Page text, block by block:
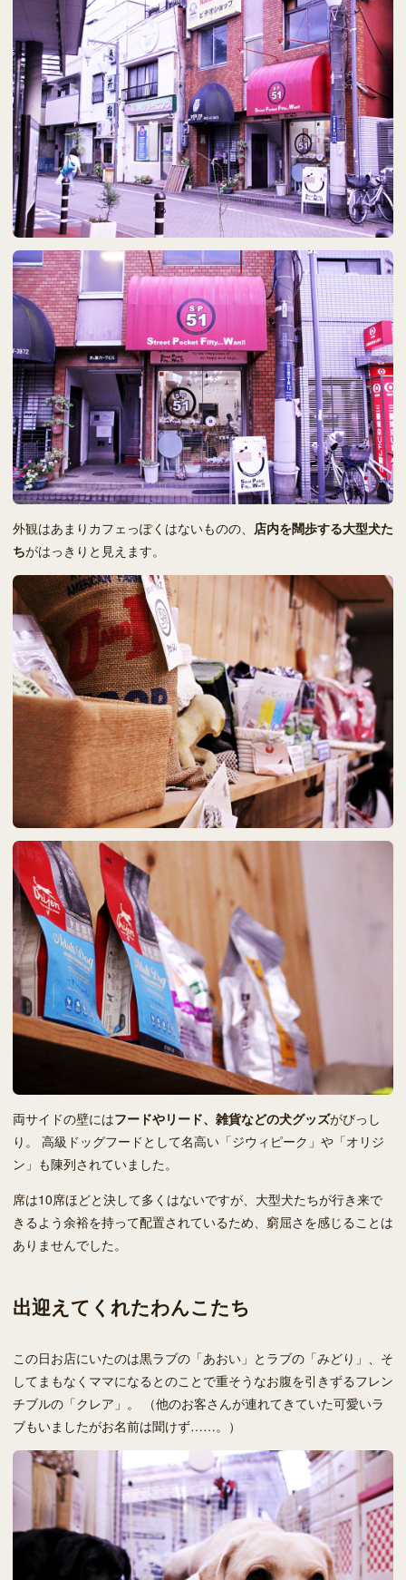
外観はあまりカフェっぽくはないものの、 店内を闊歩する大型犬た
ちがはっきりと見えます。
両サイドの壁にはフードやリード、雑貨などの犬グッズがびっし
り。 高級ドッグフードとして名高い「ジウィピーク」や「オリジ
ン」も陳列されていました。
席は10席ほどと決して多くはないですが、大型犬たちが行き来で
きるよう余裕を持って配置されているため、窮屈さを感じることは
ありませんでした。
出迎えてくれたわんこたち
この日お店にいたのは黒ラブの「あおい」とラブの「みどり」、そ
してまもなくママになるとのことで重そうなお腹を引きずるフレン
チブルの「クレア」。 （他のお客さんが連れてきていた可愛いラ
ブもいましたがお名前は聞けず……。）